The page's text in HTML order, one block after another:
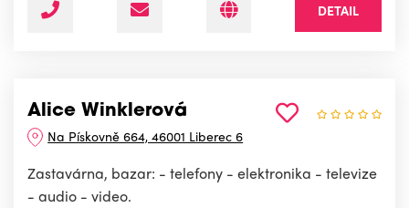
DETAIL
Alice Winklerová
Na Pískovně 664, 46001 Liberec 6
Zastavárna, bazar: - telefony - elektronika - televize
- audio - video.